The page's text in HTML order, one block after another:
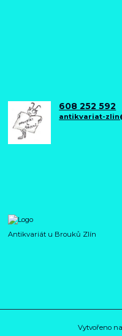
608 252 592
antikvariat-
Antikvariát u Brouků Zlín
Vytvořeno na